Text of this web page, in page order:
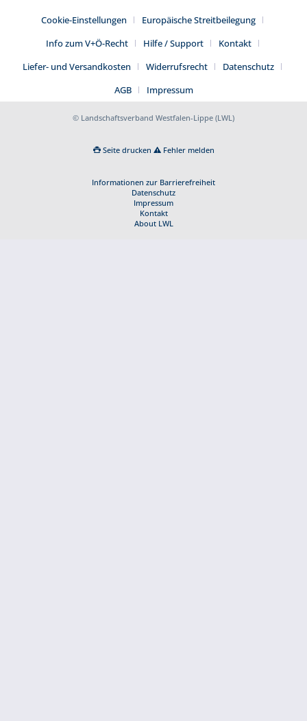
Cookie-Einstellungen
Europäische Streitbeilegung
Info zum V+Ö-Recht
Hilfe / Support
Kontakt
Liefer- und Versandkosten
Widerrufsrecht
Datenschutz
AGB
Impressum
© Landschaftsverband Westfalen-Lippe (LWL)
Seite drucken Fehler melden
Informationen zur Barrierefreiheit
Datenschutz
Impressum
Kontakt
About LWL